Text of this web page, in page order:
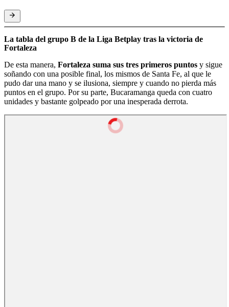
La tabla del grupo B de la Liga Betplay tras la victoria de
Fortaleza
De esta manera, Fortaleza suma sus tres primeros puntos y sigue
soñando con una posible final, los mismos de Santa Fe, al que le
pudo dar una mano y se ilusiona, siempre y cuando no pierda más
puntos en el grupo. Por su parte, Bucaramanga queda con cuatro
unidades y bastante golpeado por una inesperada derrota.